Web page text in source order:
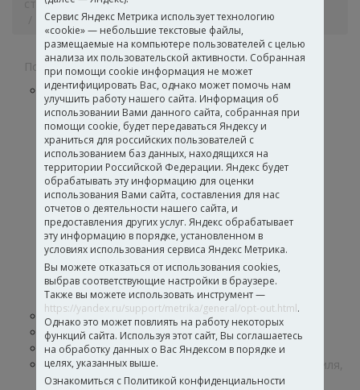
строительных составов
для высоконаполненных строительных составов
Полимерные дисперсии
Дисперсии для лакокрасочных материалов и
строительных составов
Для интерьерных красок
Для покрытий по дереву
Для фасадных красок
Дисперсии для гибкого камня
Дисперсии для полиграфии и флексографии
Для эмалей по металлу
Для глубокопроникающих грунтов
Для строительных грунтов
Для герметиков и гидроизоляции
Для высоконаполненных строительных
составов
Дисперсии для кровельных материалов
Дисперсии для производства бумаги и обоев
Функциональные добавки
Дисперсии для производства клеев
Дисперсии для производства стеклохолста, текстиля,
кож и нетканых материалов
Сервис Яндекс Метрика использует технологию
«cookie» — небольшие текстовые файлы,
размещаемые на компьютере пользователей с целью
анализа их пользовательской активности. Собранная
при помощи cookie информация не может
идентифицировать Вас, однако может помочь нам
улучшить работу нашего сайта. Информация об
использовании Вами данного сайта, собранная при
помощи cookie, будет передаваться Яндексу и
храниться для российских пользователей с
использованием баз данных, находящихся на
территории Российской Федерации. Яндекс будет
обрабатывать эту информацию для оценки
использования Вами сайта, составления для нас
отчетов о деятельности нашего сайта, и
предоставления других услуг. Яндекс обрабатывает
эту информацию в порядке, установленном в
условиях использования сервиса Яндекс Метрика.
Вы можете отказаться от использования cookies,
выбрав соответствующие настройки в браузере.
Также вы можете использовать инструмент —
https://yandex.ru/support/metrika/general/opt-out.html.
Однако это может повлиять на работу некоторых
функций сайта. Используя этот сайт, Вы соглашаетесь
на обработку данных о Вас Яндексом в порядке и
целях, указанных выше.
Ознакомиться с Политикой конфиденциальности